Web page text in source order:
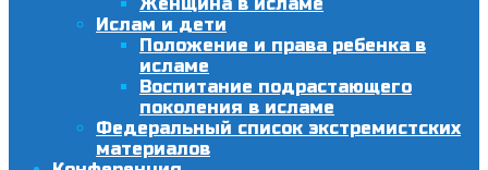
Ислам и дети
Положение и права ребенка в
исламе
Воспитание подрастающего
поколения в исламе
Федеральный список экстремистских
материалов